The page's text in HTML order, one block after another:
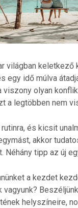
világban
egy idő múlva
viszony olyan
a legtöbben nem
és kicsit
akkor
Néhány tipp az új
a kezdet
helyszíneire,